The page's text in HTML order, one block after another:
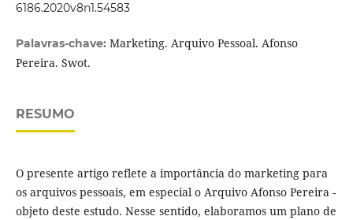
6186.2020v8n1.54583
Palavras-chave: Marketing. Arquivo Pessoal. Afonso
Pereira. Swot.
RESUMO
O presente artigo reflete a importância do marketing para
os arquivos pessoais, em especial o Arquivo Afonso Pereira -
objeto deste estudo. Nesse sentido, elaboramos um plano de